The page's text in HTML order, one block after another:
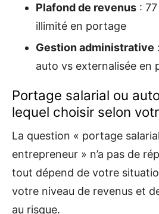
Plafond de revenus :
illimité en portage
Gestion administrative
auto vs externalisée en
Portage salarial ou
lequel choisir selon
La question « portage
entrepreneur » n’a pas de
tout dépend de votre
votre niveau de revenus et
au risque.